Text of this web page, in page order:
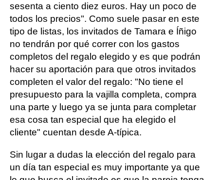
sesenta a ciento diez euros. Hay un poco de
todos los precios". Como suele pasar en este
tipo de listas, los invitados de Tamara e Íñigo
no tendrán por qué correr con los gastos
completos del regalo elegido y es que podrán
hacer su aportación para que otros invitados
completen el valor del regalo: "No tiene el
presupuesto para la vajilla completa, compra
una parte y luego ya se junta para completar
esa cosa tan especial que ha elegido el
cliente" cuentan desde A-típica.
Sin lugar a dudas la elección del regalo para
un día tan especial es muy importante ya que